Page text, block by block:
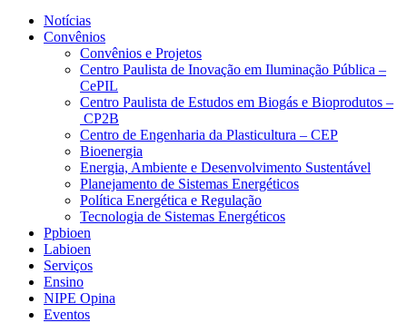
Notícias
Convênios
Convênios e Projetos
Centro Paulista de Inovação em Iluminação Pública –
CePIL
Centro Paulista de Estudos em Biogás e Bioprodutos –
CP2B
Centro de Engenharia da Plasticultura – CEP
Bioenergia
Energia, Ambiente e Desenvolvimento Sustentável
Planejamento de Sistemas Energéticos
Política Energética e Regulação
Tecnologia de Sistemas Energéticos
Ppbioen
Labioen
Serviços
Ensino
NIPE Opina
Eventos